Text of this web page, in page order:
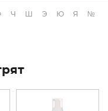
Ч Э Ю Я №